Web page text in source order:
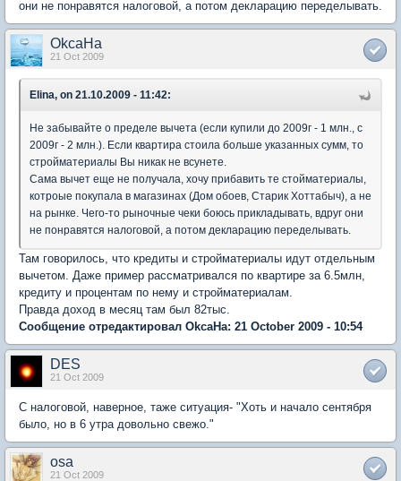
они не понравятся налоговой, а потом декларацию переделывать.
OkcaHa
21 Oct 2009
Elina, on 21.10.2009 - 11:42:
Не забывайте о пределе вычета (если купили до 2009г - 1 млн., с
2009г - 2 млн.). Если квартира стоила больше указанных сумм, то
стройматериалы Вы никак не всунете.
Сама вычет еще не получала, хочу прибавить те стойматериалы,
котроые покупала в магазинах (Дом обоев, Старик Хоттабыч), а не
на рынке. Чего-то рыночные чеки боюсь прикладывать, вдруг они
не понравятся налоговой, а потом декларацию переделывать.
Там говорилось, что кредиты и стройматериалы идут отдельным
вычетом. Даже пример рассматривался по квартире за 6.5млн,
кредиту и процентам по нему и стройматериалам.
Правда доход в месяц там был 82тыс.
Сообщение отредактировал OkcaHa: 21 October 2009 - 10:54
DES
21 Oct 2009
С налоговой, наверное, таже ситуация- "Хоть и начало сентября
было, но в 6 утра довольно свежо."
osa
21 Oct 2009